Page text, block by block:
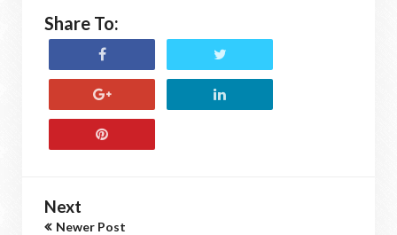
Share To:
Next
Newer Post